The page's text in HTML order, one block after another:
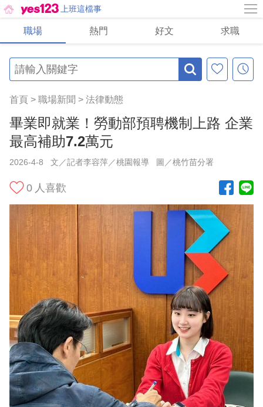
上班這檔事
職場 熱門 好文 求職
首頁 > 職場新聞 > 法律動態
畢業即就業！勞動部預聘機制上路 企業
最高補助7.2萬元
2026-4-8 文／記者李容萍／桃園報導 圖／桃竹苗分署
0 人喜歡